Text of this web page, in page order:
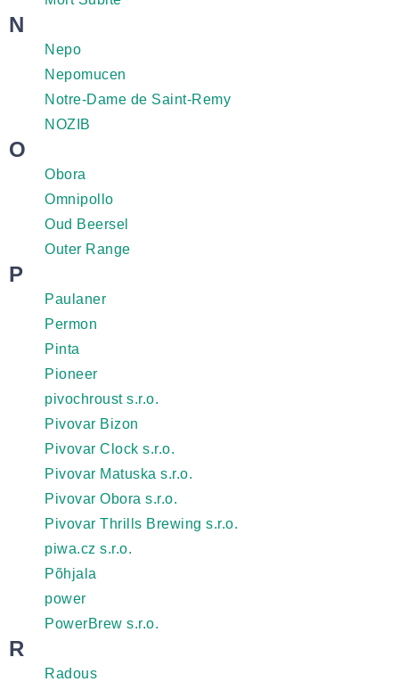
N
Nepo
Nepomucen
Notre-Dame de Saint-Remy
NOZIB
O
Obora
Omnipollo
Oud Beersel
Outer Range
P
Paulaner
Permon
Pinta
Pioneer
pivochroust s.r.o.
Pivovar Bizon
Pivovar Clock s.r.o.
Pivovar Matuska s.r.o.
Pivovar Obora s.r.o.
Pivovar Thrills Brewing s.r.o.
piwa.cz s.r.o.
Põhjala
power
PowerBrew s.r.o.
R
Radous